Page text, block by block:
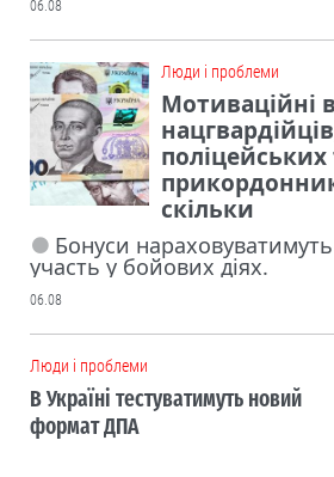
06.08
Люди і проблеми
Мотиваційні
поліцейських
скільки
Бонуси
участь у бойових діях.
06.08
Люди і проблеми
В Україні тестуватимуть новий
формат ДПА